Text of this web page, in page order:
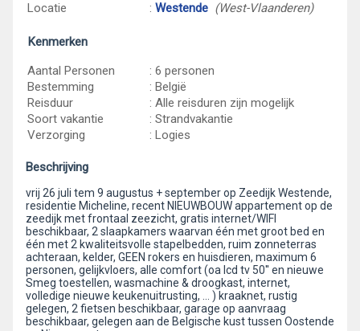
Locatie : Westende (West-Vlaanderen)
Kenmerken
Aantal Personen
: 6 personen
Bestemming
: België
Reisduur
: Alle reisduren zijn mogelijk
Soort vakantie
: Strandvakantie
Verzorging
: Logies
Beschrijving
vrij 26 juli tem 9 augustus + september op Zeedijk Westende,
residentie Micheline, recent NIEUWBOUW appartement op de
zeedijk met frontaal zeezicht, gratis internet/WIFI
beschikbaar, 2 slaapkamers waarvan één met groot bed en
één met 2 kwaliteitsvolle stapelbedden, ruim zonneterras
achteraan, kelder, GEEN rokers en huisdieren, maximum 6
personen, gelijkvloers, alle comfort (oa lcd tv 50'' en nieuwe
Smeg toestellen, wasmachine & droogkast, internet,
volledige nieuwe keukenuitrusting, ... ) kraaknet, rustig
gelegen, 2 fietsen beschikbaar, garage op aanvraag
beschikbaar, gelegen aan de Belgische kust tussen Oostende